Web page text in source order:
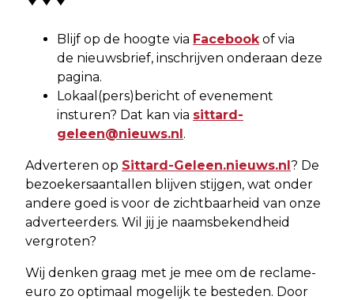
Blijf op de hoogte via Facebook of via
de nieuwsbrief, inschrijven onderaan deze
pagina.
Lokaal(pers)bericht of evenement
insturen? Dat kan via sittard-
geleen@nieuws.nl.
Adverteren op Sittard-Geleen.nieuws.nl? De
bezoekersaantallen blijven stijgen, wat onder
andere goed is voor de zichtbaarheid van onze
adverteerders. Wil jij je naamsbekendheid
vergroten?
Wij denken graag met je mee om de reclame-
euro zo optimaal mogelijk te besteden. Door